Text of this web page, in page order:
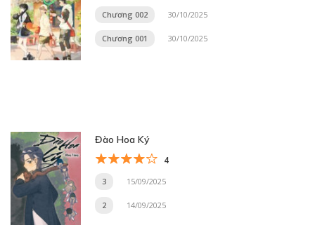
Chương 002 30/10/2025
Chương 001 30/10/2025
Đào Hoa Ký
4
3 15/09/2025
2 14/09/2025